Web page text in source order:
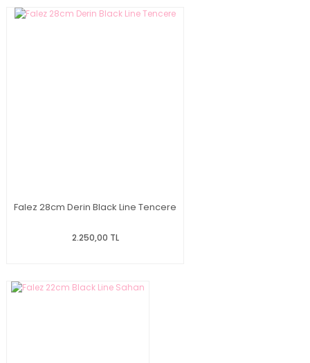
Falez 28cm Derin Black Line Tencere
2.250,00 TL